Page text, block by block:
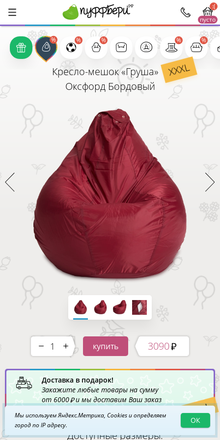
:(
пусто
Кресло-мешок «Груша»XXXL
Оксфорд Бордовый
+
- купить 3090
Доставка в подарок!
Закажите любые товары на сумму
от 6000 и мы доставим Ваш заказ
Акция!
Доступные размеры:
Мы используем Яндекс.Метрика, Cookies и определяем
город по IP адресу.
ОК